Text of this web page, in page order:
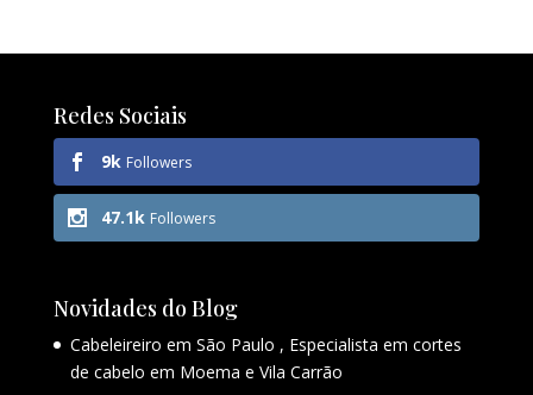
Redes Sociais
9k Followers
47.1k Followers
Novidades do Blog
Cabeleireiro em São Paulo , Especialista em cortes
de cabelo em Moema e Vila Carrão